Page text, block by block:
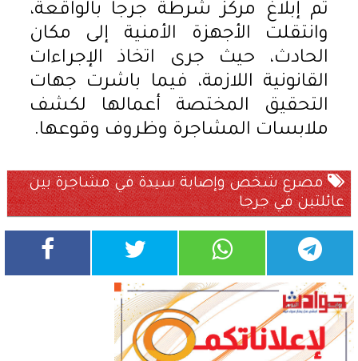
تم إبلاغ مركز شرطة جرجا بالواقعة،
وانتقلت الأجهزة الأمنية إلى مكان
الحادث، حيث جرى اتخاذ الإجراءات
القانونية اللازمة، فيما باشرت جهات
التحقيق المختصة أعمالها لكشف
ملابسات المشاجرة وظروف وقوعها.
مصرع شخص وإصابة سيدة في مشاجرة بين
عائلتين في جرجا